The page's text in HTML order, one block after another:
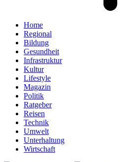
Home
Regional
Bildung
Gesundheit
Infrastruktur
Kultur
Lifestyle
Magazin
Politik
Ratgeber
Reisen
Technik
Umwelt
Unterhaltung
Wirtschaft